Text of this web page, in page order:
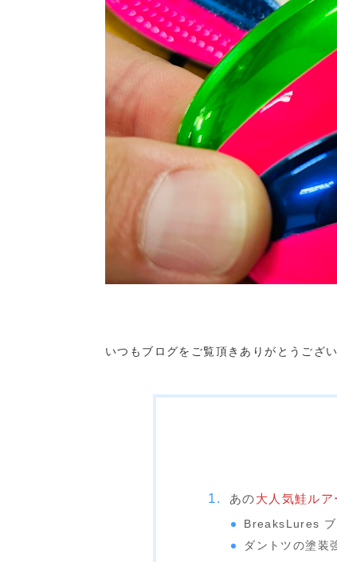
いつもブログをご覧頂きありがとうござ
あの大人気鮭ルア
BreaksLures
ダントツの塗装